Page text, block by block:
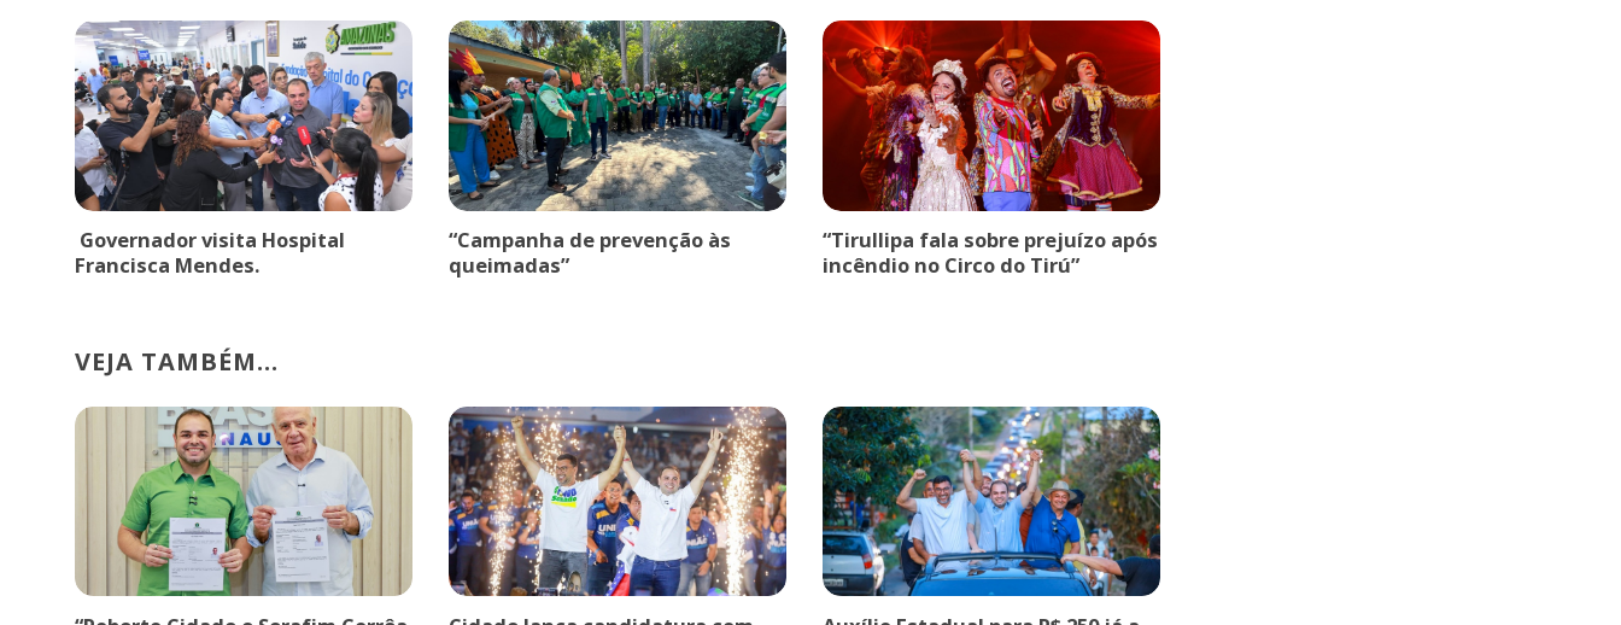
Governador visita Hospital
Francisca Mendes.
“Campanha de prevenção às
queimadas”
“Tirullipa fala sobre prejuízo após
incêndio no Circo do Tirú”
VEJA TAMBÉM...